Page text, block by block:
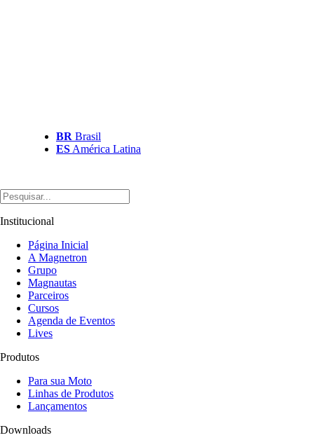
BR Brasil
ES América Latina
Institucional
Página Inicial
A Magnetron
Grupo
Magnautas
Parceiros
Cursos
Agenda de Eventos
Lives
Produtos
Para sua Moto
Linhas de Produtos
Lançamentos
Downloads